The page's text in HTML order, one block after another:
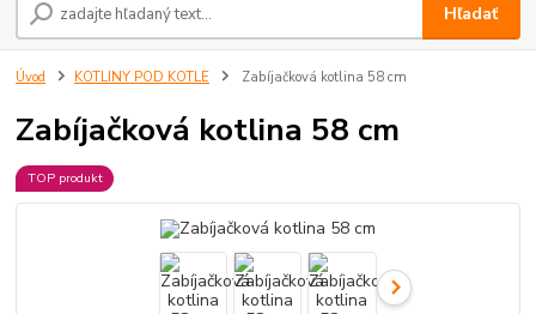
Hľadať
Úvod KOTLINY POD KOTLE Zabíjačková kotlina 58 cm
Zabíjačková kotlina 58 cm
TOP produkt